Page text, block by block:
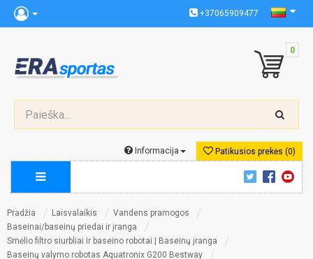
+37065909477
0
Patikusios prekės (0)
Informacija
Pradžia Laisvalaikis
Vandens pramogos
Baseinai/baseinų priedai ir įranga
Smėlio filtro siurbliai ir baseino robotai | Baseinų įranga
Baseinų valymo robotas Aquatronix G200 Bestway